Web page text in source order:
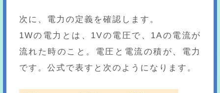
次に、電力の定義を確認します。
1Wの電力とは、1Vの電圧で、1Aの電流が
流れた時のこと。電圧と電流の積が、電力
です。公式で表すと次のようになります。